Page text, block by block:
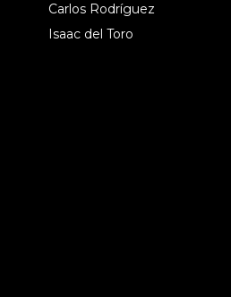
Carlos Rodríguez
Isaac del Toro